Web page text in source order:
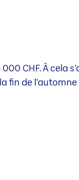
CHF. À cela
fin de l’automne